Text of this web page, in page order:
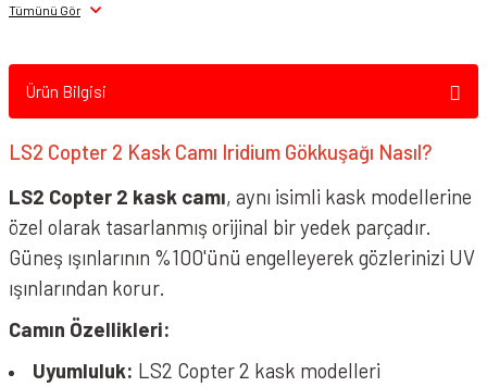
Tümünü Gör
Ürün Bilgisi
LS2 Copter 2 Kask Camı Iridium Gökkuşağı Nasıl?
LS2 Copter 2 kask camı, aynı isimli kask modellerine
özel olarak tasarlanmış orijinal bir yedek parçadır.
Güneş ışınlarının %100'ünü engelleyerek gözlerinizi UV
ışınlarından korur.
Camın Özellikleri:
Uyumluluk: LS2 Copter 2 kask modelleri